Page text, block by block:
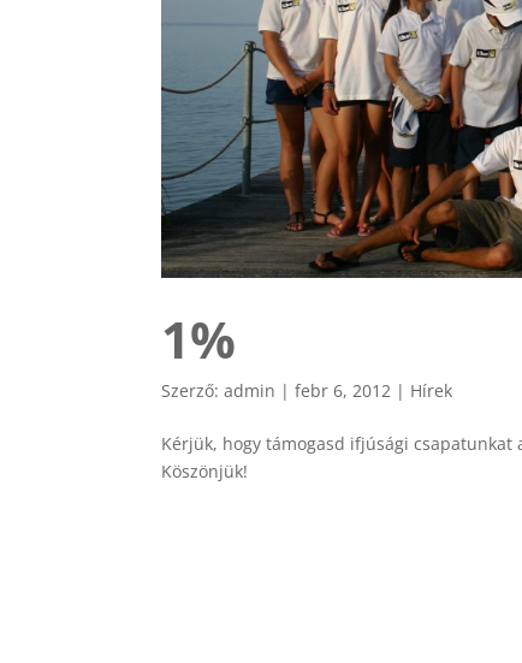
1%
Szerző:admin |febr 6, 2012 | Hírek
Kérjük, hogy támogasd ifjúsági csapatunkat
Köszönjük!